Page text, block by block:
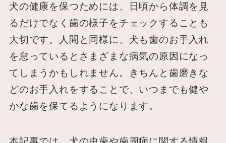
犬の健康を保つためには、日頃から体調を見
るだけでなく歯の様子をチェックすることも
大切です。人間と同様に、犬も歯のお手入れ
を怠っているとさまざまな病気の原因になっ
てしまうかもしれません。きちんと歯磨きな
どのお手入れをすることで、いつまでも健や
かな歯を保てるようになります。